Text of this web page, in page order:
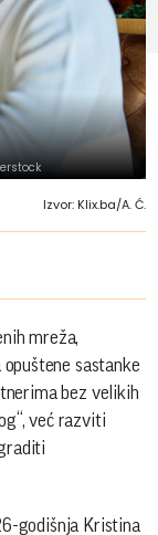
Izvor: Klix.ba/A. Ć.
mreža,
sastanke
bez velikih
već razviti
godišnja Kristina